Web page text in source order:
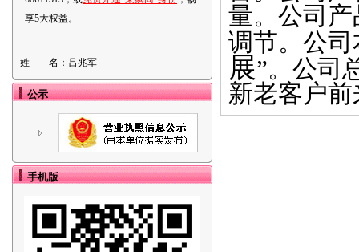
享5大权益。
姓 名： 吕兆军
公示
手机版
量。公司
调节。公司
展”。公司
新老客户